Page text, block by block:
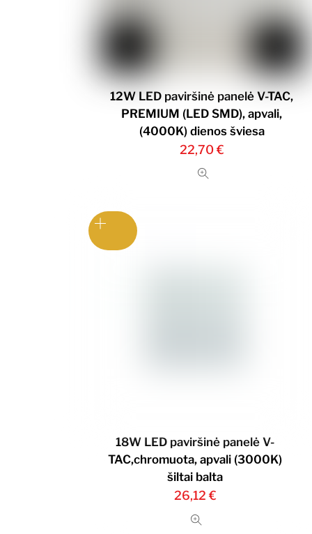
12W LED paviršinė panelė V-TAC,
PREMIUM (LED SMD), apvali,
(4000K) dienos šviesa
22,70€
18W LED paviršinė panelė V-
TAC,chromuota, apvali (3000K)
šiltai balta
26,12 €